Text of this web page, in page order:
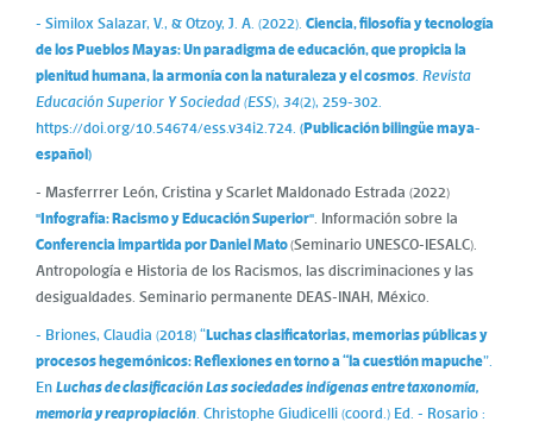
- Similox Salazar, V., & Otzoy, J. A. (2022). Ciencia, filosofía y tecnología
de los Pueblos Mayas: Un paradigma de educación, que propicia la
plenitud humana, la armonía con la naturaleza y el cosmos Revista
Educación Superior Y Sociedad (ESS), 34(2), 259-302.
https://doi.org/10.54674/ess.v34i2.724. (Publicación bilingüe maya-
español)
- Masferrrer León, Cristina y Scarlet Maldonado Estrada (2022)
"Infografía: Racismo y Educación Superior" . Información sobre la
Conferencia impartida por Daniel Mato(Seminario UNESCO-IESALC).
Antropología e Historia de los Racismos, las discriminaciones y las
desigualdades. Seminario permanente DEAS-INAH, México.
- Briones, Claudia (2018) “Luchas clasificatorias, memorias públicas y
procesos hegemónicos: Reflexiones en torno a “la cuestión mapuche”.
En Luchas de clasificación Las sociedades indígenas entre taxonomía,
memoria y reapropiación . Christophe Giudicelli (coord.) Ed. - Rosario :